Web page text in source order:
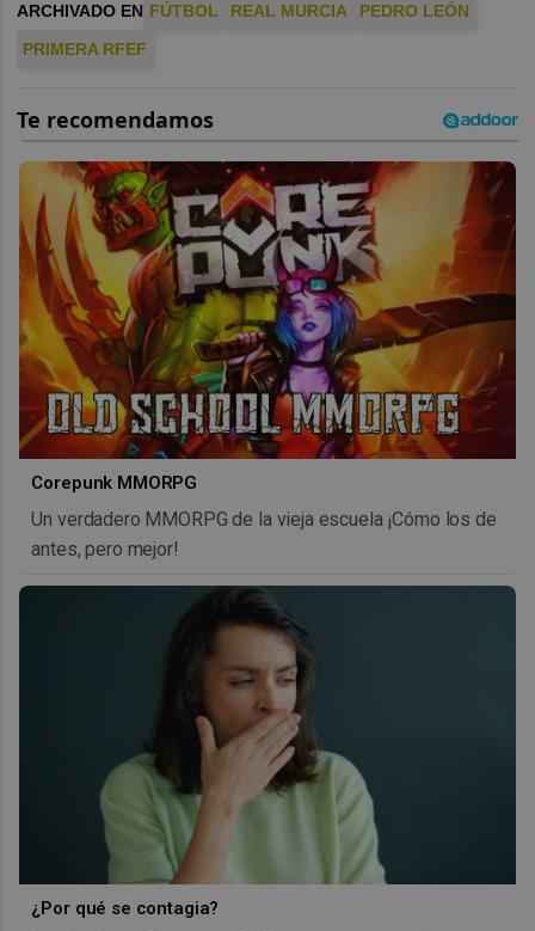
ARCHIVADO EN FÚTBOL REAL MURCIA
PEDRO LEÓN
PRIMERA RFEF
Corepunk MMORPG
Un verdadero MMORPG de la vieja escuela ¡Cómo los de
antes, pero mejor!
¿Por qué se contagia?